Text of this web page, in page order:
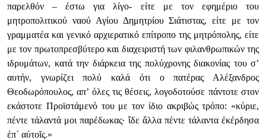
παρελθόν – έστω για λίγο- είτε με τον εφημέριο του
μητροπολιτικού ναού Αγίου Δημητρίου Σιάτιστας, είτε με τον
γραμματέα και γενικό αρχιερατικό επίτροπο της μητρόπολης, είτε
με τον πρωτοπρεσβύτερο και διαχειριστή των φιλανθρωπικών της
ιδρυμάτων, κατά την διάρκεια της πολύχρονης διακονίας του σ’
αυτήν, γνωρίζει πολύ καλά ότι ο πατέρας Αλέξανδρος
Θεοδωρόπουλος, απ’ όλες τις θέσεις, λογοδοτούσε πάντοτε στον
εκάστοτε Προϊστάμενό του με τον ίδιο ακριβώς τρόπο: «κύριε,
πέντε τάλαντά μοι παρέδωκας· ἴδε ἄλλα πέντε τάλαντα ἐκέρδησα
ἐπ᾿ αὐτοῖς.»